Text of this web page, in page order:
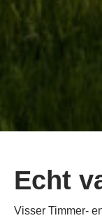
Echt
Visser Timmer-